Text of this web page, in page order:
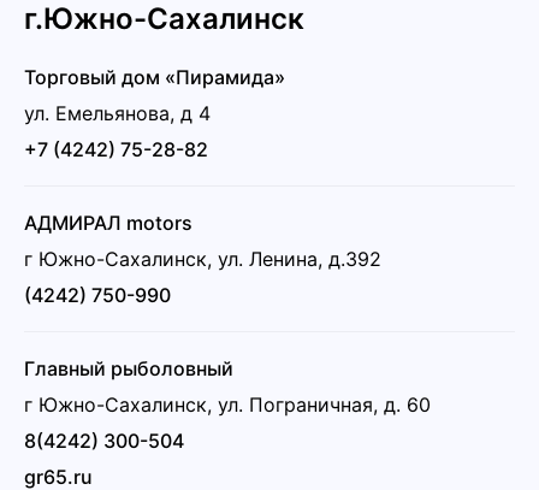
г.Южно-Сахалинск
Торговый дом «Пирамида»
ул. Емельянова, д 4
+7 (4242) 75-28-82
АДМИРАЛ motors
г Южно-Сахалинск, ул. Ленина, д.392
(4242) 750-990
Главный рыболовный
г Южно-Сахалинск, ул. Пограничная, д. 60
8(4242) 300-504
gr65.ru